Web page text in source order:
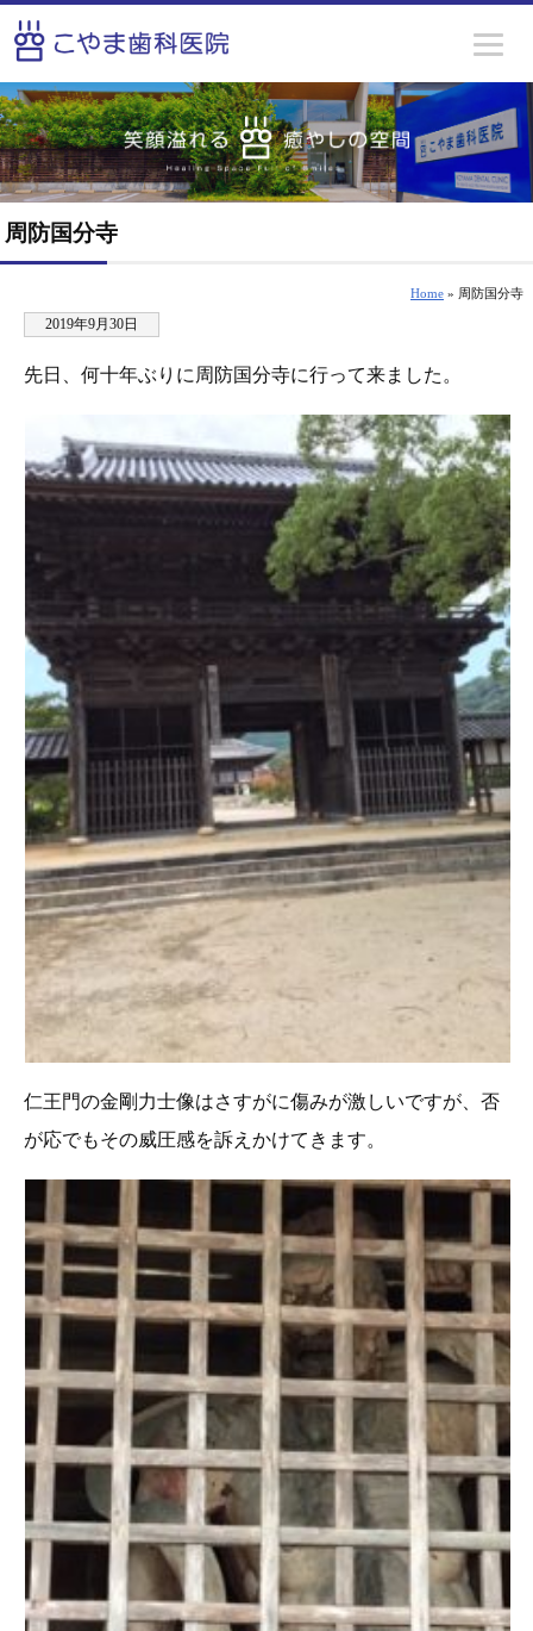
周防国分寺
Home » 周防国分寺
2019年9月30日
先日、何十年ぶりに周防国分寺に行って来ました。
仁王門の金剛力士像はさすがに傷みが激しいですが、否
が応でもその威圧感を訴えかけてきます。